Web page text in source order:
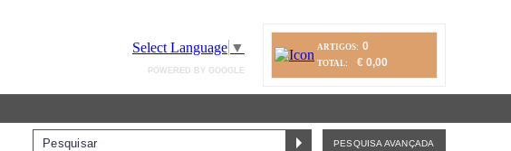
Select Language ▼
POWERED BY GOOGLE
ARTIGOS: 0
TOTAL: € 0,00
PESQUISA AVANÇADA